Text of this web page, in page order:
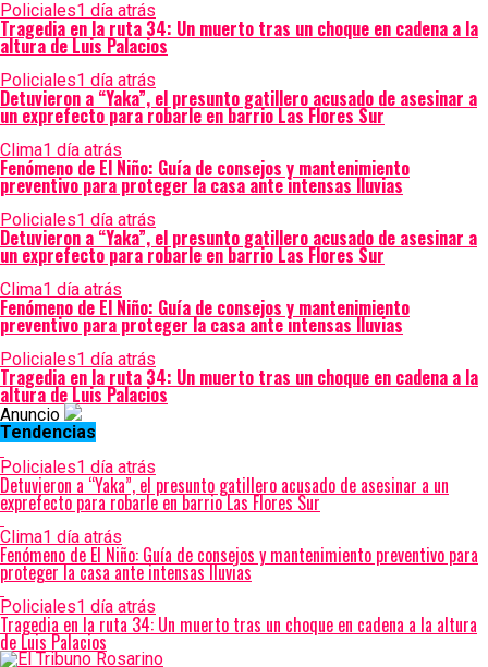
Policiales1 día atrás
Tragedia en la ruta 34: Un muerto tras un choque en cadena a la
altura de Luis Palacios
Policiales1 día atrás
Detuvieron a “Yaka”, el presunto gatillero acusado de asesinar a
un exprefecto para robarle en barrio Las Flores Sur
Clima1 día atrás
Fenómeno de El Niño: Guía de consejos y mantenimiento
preventivo para proteger la casa ante intensas lluvias
Policiales1 día atrás
Detuvieron a “Yaka”, el presunto gatillero acusado de asesinar a
un exprefecto para robarle en barrio Las Flores Sur
Clima1 día atrás
Fenómeno de El Niño: Guía de consejos y mantenimiento
preventivo para proteger la casa ante intensas lluvias
Policiales1 día atrás
Tragedia en la ruta 34: Un muerto tras un choque en cadena a la
altura de Luis Palacios
Anuncio
Tendencias
Policiales1 día atrás
Detuvieron a “Yaka”, el presunto gatillero acusado de asesinar a un
exprefecto para robarle en barrio Las Flores Sur
Clima1 día atrás
Fenómeno de El Niño: Guía de consejos y mantenimiento preventivo para
proteger la casa ante intensas lluvias
Policiales1 día atrás
Tragedia en la ruta 34: Un muerto tras un choque en cadena a la altura
de Luis Palacios